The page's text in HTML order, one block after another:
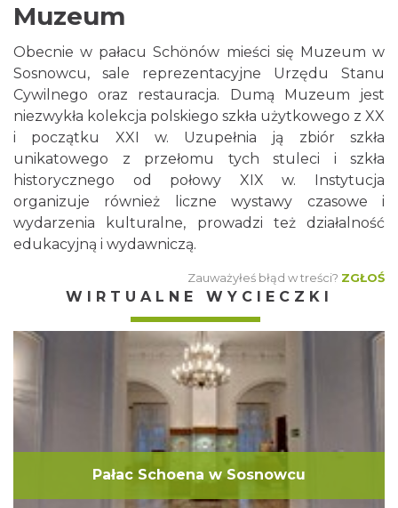
Muzeum
Obecnie w pałacu Schönów mieści się Muzeum w
Sosnowcu, sale reprezentacyjne Urzędu Stanu
Cywilnego oraz restauracja. Dumą Muzeum jest
niezwykła kolekcja polskiego szkła użytkowego z XX
i początku XXI w. Uzupełnia ją zbiór szkła
unikatowego z przełomu tych stuleci i szkła
historycznego od połowy XIX w. Instytucja
organizuje również liczne wystawy czasowe i
wydarzenia kulturalne, prowadzi też działalność
edukacyjną i wydawniczą.
Zauważyłeś błąd w treści? ZGŁOŚ
WIRTUALNE WYCIECZKI
Pałac Schoena w Sosnowcu